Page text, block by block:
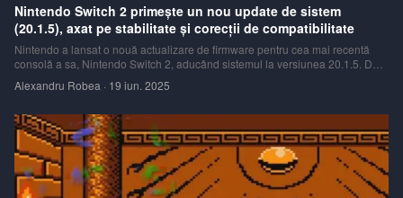
Nintendo Switch 2 primește un nou update de sistem
(20.1.5), axat pe stabilitate și corecții de compatibilitate
Nintendo a lansat o nouă actualizare de firmware pentru cea mai recentă
consolă a sa, Nintendo Switch 2, aducând sistemul la versiunea 20.1.5. Deși
de îmbunătățiri importante legate de stabilitate și compatibilitatea cu jo
Alexandru Robea · 19 iun. 2025